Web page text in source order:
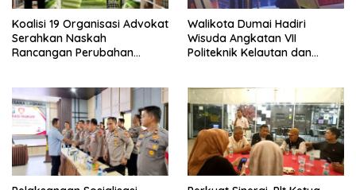
Koalisi 19 Organisasi Advokat
Serahkan Naskah
Rancangan Perubahan
RI
Walikota Dumai Hadiri
Wisuda Angkatan VII
Politeknik Kelautan dan